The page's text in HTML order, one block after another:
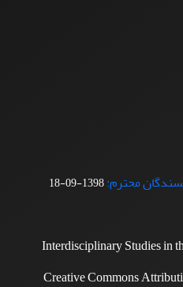
محترم:1398-09-18
Interdisciplinary Studies in
Creative Commons